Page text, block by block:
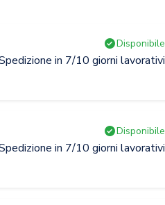
Disponibile
in 7/10 giorni lavorativi
Disponibile
in 7/10 giorni lavorativi